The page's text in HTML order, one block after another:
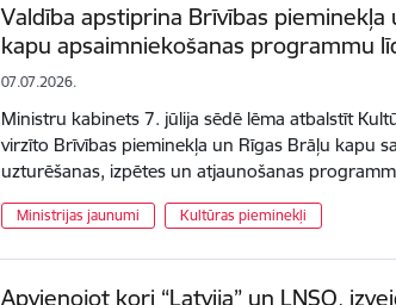
Valdība apstiprina Brīvības pieminekļa
kapu apsaimniekošanas programmu
07.07.2026.
Ministru kabinets 7. jūlija sēdē lēma atbalstīt
virzīto Brīvības pieminekļa un Rīgas Brāļu kapu
uzturēšanas, izpētes un atjaunošanas
Ministrijas jaunumi Kultūras pieminekļi
Apvienojot kori “Latvija” un LNSO,